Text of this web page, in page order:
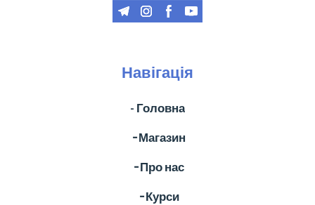
Навігація
- Головна
╶ Магазин
╶ Про нас
╶ Курси